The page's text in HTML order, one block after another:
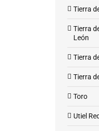
Tierra
Tierra
León
Tierra
Tierra
Toro
Utiel